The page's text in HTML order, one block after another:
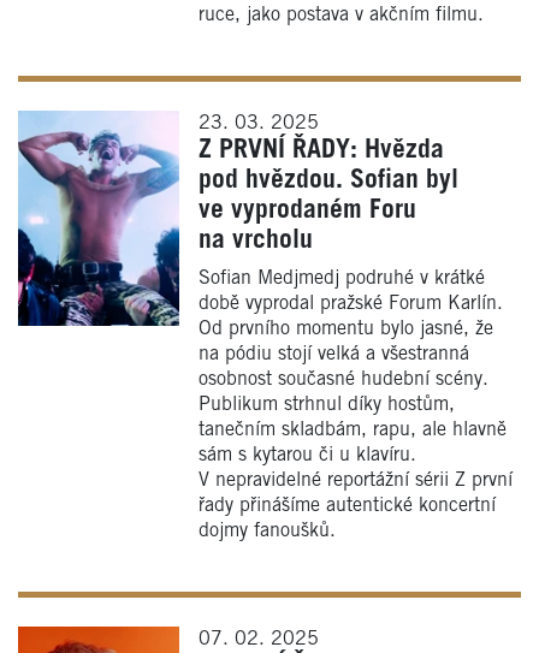
ruce, jako postava v akčním filmu.
23. 03. 2025
Z PRVNÍ ŘADY: Hvězda
pod hvězdou. Sofian byl
ve vyprodaném Foru
na vrcholu
Sofian Medjmedj podruhé v krátké
době vyprodal pražské Forum Karlín.
Od prvního momentu bylo jasné, že
na pódiu stojí velká a všestranná
osobnost současné hudební scény.
Publikum strhnul díky hostům,
tanečním skladbám, rapu, ale hlavně
sám s kytarou či u klavíru.
V nepravidelné reportážní sérii Z první
řady přinášíme autentické koncertní
dojmy fanoušků.
07. 02. 2025